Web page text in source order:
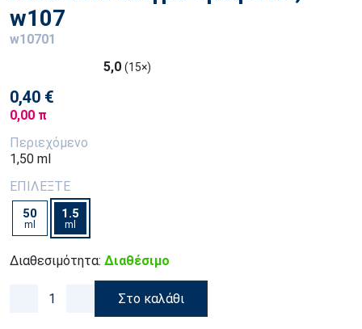
w107
w10701
5,0 (15×)
0,40 €
0,00 π
Περιεχόμενο
1,50 ml
ΕΠΙΛΕΞΤΕ
50
ml
1.5
ml
Διαθεσιμότητα: Διαθέσιμο
Στο καλάθι